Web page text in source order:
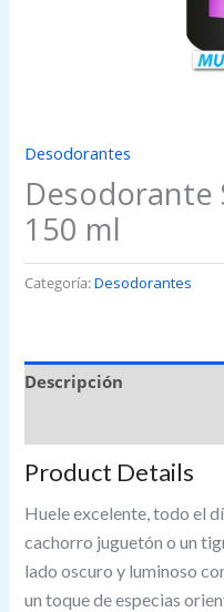
Desodorantes
Desodorante
150 ml
Categoría:Desodorantes
Descripción
Product Details
Huele excelente, todo el
cachorro juguetón o un
lado oscuro y luminoso
un toque de especias